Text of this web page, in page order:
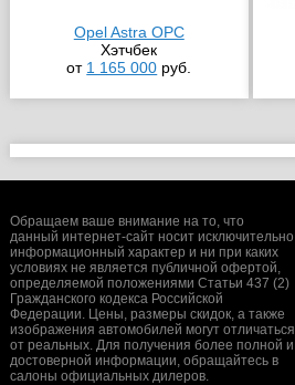
Opel Astra OPC
Хэтчбек
от 1 165 000 руб.
Обращаем ваше внимание на то, что
данный интернет-сайт носит исключительно
информационный характер и ни при каких
условиях не является публичной офертой,
определяемой положениями Статьи 437 (2)
Гражданского кодекса Российской
Федерации. Цены, размеры скидок, а также
изображения автомобилей могут отличаться
от реальных. Для получения более полной и
достоверной информации, обращайтесь в
салоны официальных дилеров.